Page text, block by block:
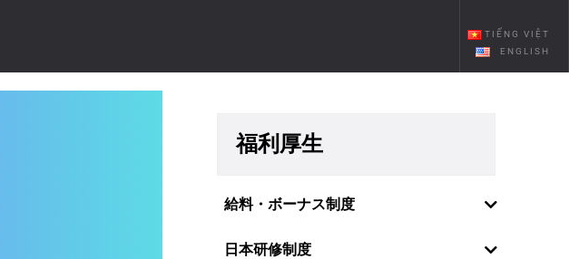
TIẾNG VIỆT
ENGLISH
福利厚生
給料・ボーナス制度
日本研修制度